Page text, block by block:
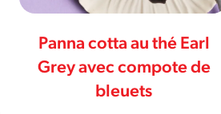
Barres au citron
classiques